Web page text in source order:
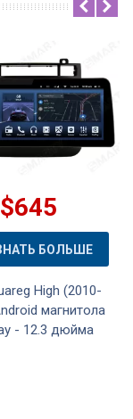
$645
БОЛЬШЕ
High (2010-
магнитола
- 12.3 дюйма